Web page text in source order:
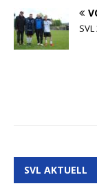
SVL AKTUELL